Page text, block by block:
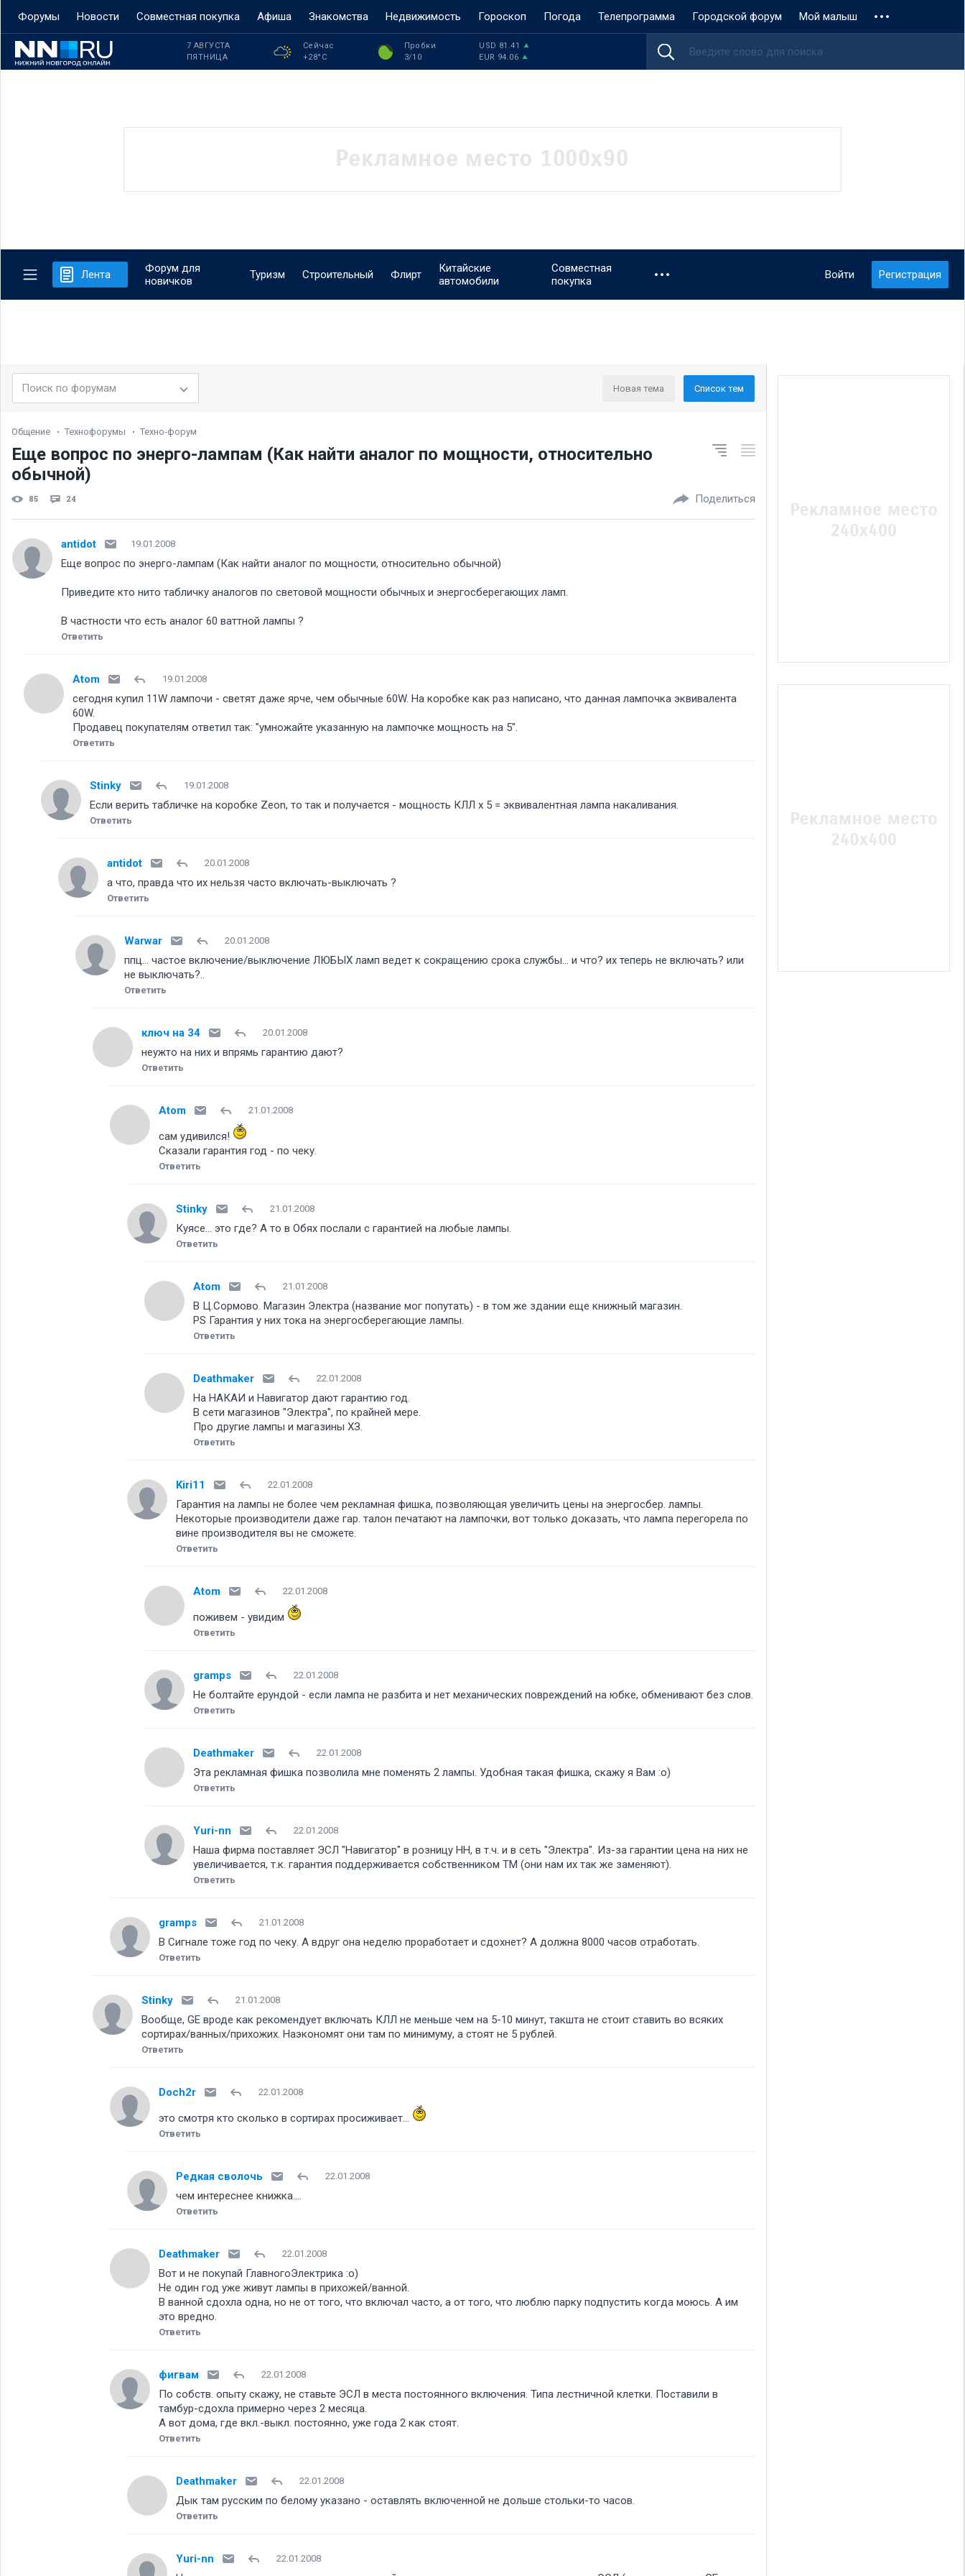
Форумы Новости Совместная покупка Афиша Знакомства Недвижимость Гороскоп Погода Телепрограмма Городской форум Мой малыш
7 АВГУСТА
ПЯТНИЦА
Сейчас
+28°C
Пробки
3/10
USD 81.41
EUR 94.06
Лента
Форум для
новичков
Туризм Строительный Флирт
Китайские
автомобили
Совместная
покупка
Войти Регистрация
Новая тема Список тем
Общение Технофорумы Техно-форум
Еще вопрос по энерго-лампам (Как найти аналог по мощности, относительно
обычной)
85 24 Поделиться
antidot 19.01.2008
Еще вопрос по энерго-лампам (Как найти аналог по мощности, относительно обычной)
Приведите кто нито табличку аналогов по световой мощности обычных и энергосберегающих ламп.
В частности что есть аналог 60 ваттной лампы
Ответить
Atom 19.01.2008
сегодня купил 11W лампочи - светят даже ярче, чем обычные 60W. На коробке как раз написано, что данная лампочка эквивалента
60W.
Продавец покупателям ответил так: "умножайте указанную на лампочке мощность на 5".
Ответить
Stinky 19.01.2008
Если верить табличке на коробке Zeon, то так и получается - мощность КЛЛ x 5 = эквивалентная лампа накаливания.
Ответить
antidot 20.01.2008
а что, правда что их нельзя часто включать-выключать
Ответить
Warwar 20.01.2008
ппц... частое включение/выключение ЛЮБЫХ ламп ведет к сокращению срока службы... и что? их теперь не включать? или
не выключать?..
Ответить
ключ на 34 20.01.2008
неужто на них и впрямь гарантию дают
Ответить
Atom 21.01.2008
сам удивился!
Сказали гарантия год - по чеку.
Ответить
Stinky 21.01.2008
Куясе... это где? А то в Обях послали с гарантией на любые лампы.
Ответить
Atom 21.01.2008
В Ц.Сормово. Магазин Электра (название мог попутать) - в том же здании еще книжный магазин.
PS Гарантия у них тока на энергосберегающие лампы.
Ответить
Deathmaker 22.01.2008
На НАКАИ и Навигатор дают гарантию год.
В сети магазинов "Электра", по крайней мере.
Про другие лампы и магазины ХЗ.
Ответить
Kiri11 22.01.2008
Гарантия на лампы не более чем рекламная фишка, позволяющая увеличить цены на энергосбер. лампы.
Некоторые производители даже гар. талон печатают на лампочки, вот только доказать, что лампа перегорела по
вине производителя вы не сможете.
Ответить
Atom 22.01.2008
поживем - увидим
Ответить
gramps 22.01.2008
Не болтайте ерундой - если лампа не разбита и нет механических повреждений на юбке, обменивают без слов.
Ответить
Deathmaker 22.01.2008
Эта рекламная фишка позволила мне поменять 2 лампы. Удобная такая фишка, скажу я Вам :о)
Ответить
Yuri-nn 22.01.2008
Наша фирма поставляет ЭСЛ "Навигатор" в розницу НН, в т.ч. и в сеть "Электра". Из-за гарантии цена на них не
увеличивается, т.к. гарантия поддерживается собственником ТМ (они нам их так же заменяют).
Ответить
gramps 21.01.2008
В Сигнале тоже год по чеку. А вдруг она неделю проработает и сдохнет? А должна 8000 часов отработать.
Ответить
Stinky 21.01.2008
Вообще, GE вроде как рекомендует включать КЛЛ не меньше чем на 5-10 минут, такшта не стоит ставить во всяких
сортирах/ванных/прихожих. Наэкономят они там по минимуму, а стоят не 5 рублей.
Ответить
Doch2r 22.01.2008
это смотря кто сколько в сортирах просиживает...
Ответить
Редкая сволочь 22.01.2008
чем интереснее книжка....
Ответить
Deathmaker 22.01.2008
Вот и не покупай ГлавногоЭлектрика :о)
Не один год уже живут лампы в прихожей/ванной.
В ванной сдохла одна, но не от того, что включал часто, а от того, что люблю парку подпустить когда моюсь. А им
это вредно.
Ответить
фигвам 22.01.2008
По собств. опыту скажу, не ставьте ЭСЛ в места постоянного включения. Типа лестничной клетки. Поставили в
тамбур-сдохла примерно через 2 месяца.
А вот дома, где вкл.-выкл. постоянно, уже года 2 как стоят.
Ответить
Deathmaker 22.01.2008
Дык там русским по белому указано - оставлять включенной не дольше стольки-то часов.
Ответить
Yuri-nn 22.01.2008